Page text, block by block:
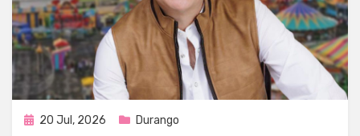
Publicada
20 Jul, 2026 Durango